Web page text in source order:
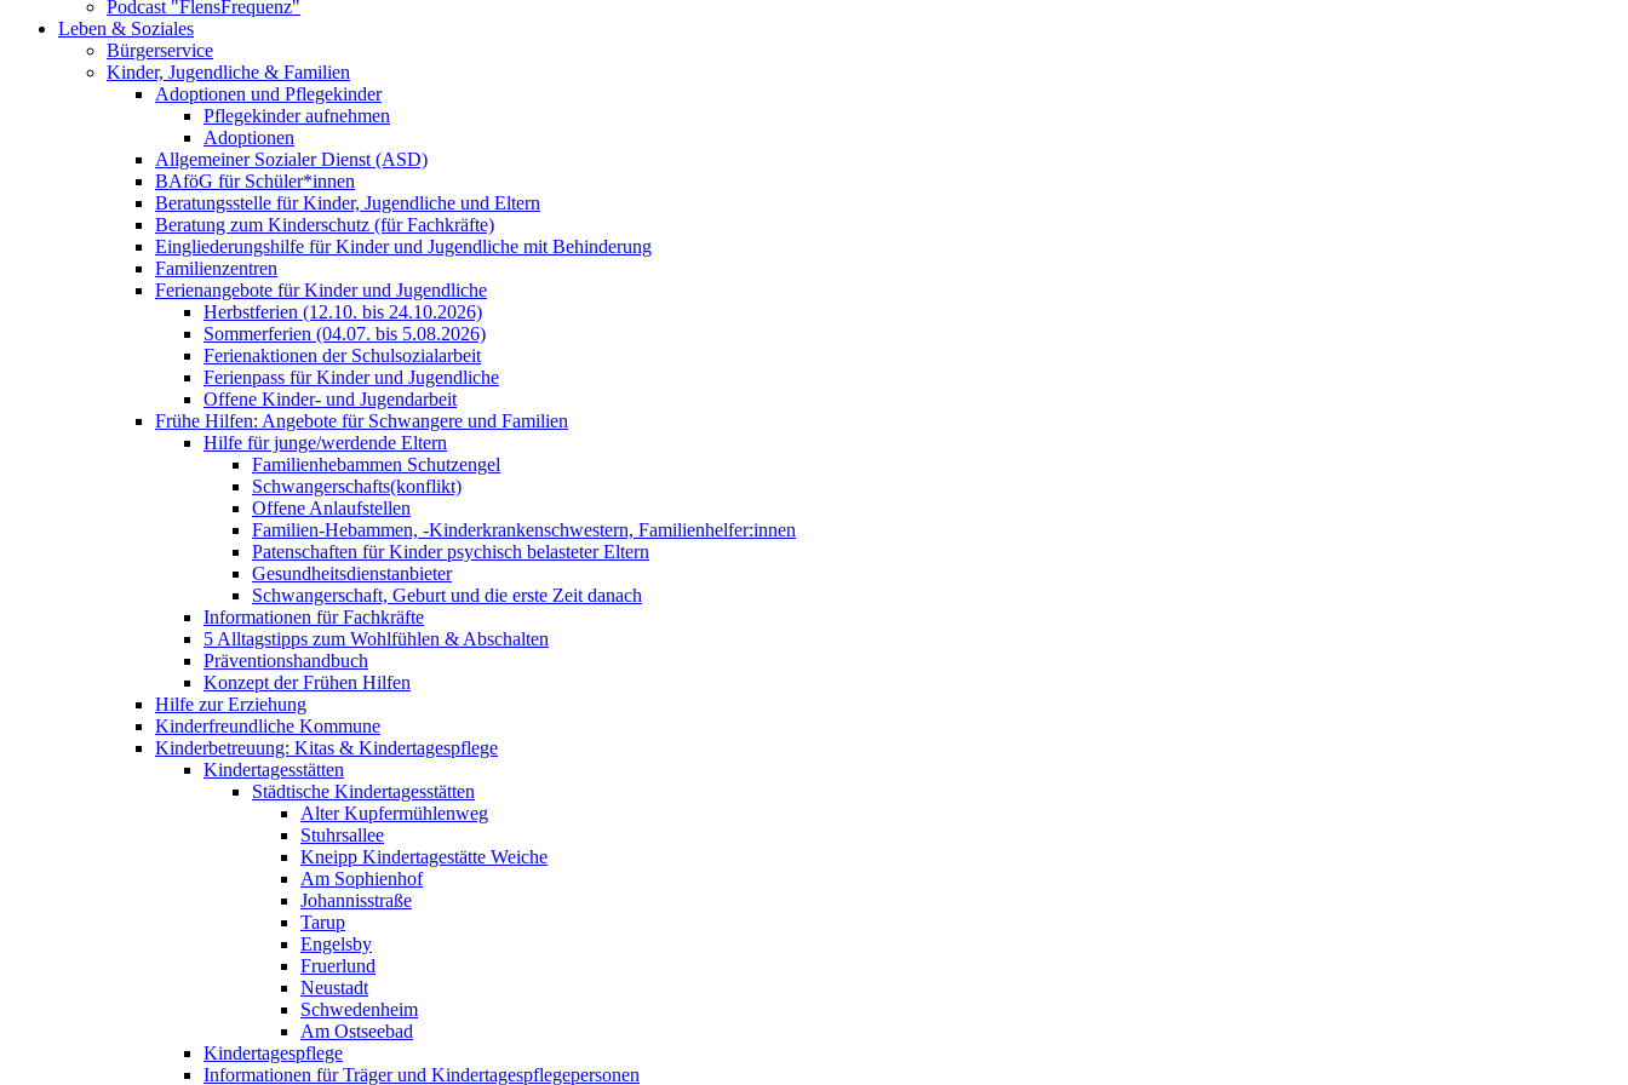
Podcast "FlensFrequenz"
Leben & Soziales
Bürgerservice
Kinder, Jugendliche & Familien
Adoptionen und Pflegekinder
Pflegekinder aufnehmen
Adoptionen
Allgemeiner Sozialer Dienst (ASD)
BAföG für Schüler*innen
Beratungsstelle für Kinder, Jugendliche und Eltern
Beratung zum Kinderschutz (für Fachkräfte)
Eingliederungshilfe für Kinder und Jugendliche mit Behinderung
Familienzentren
Ferienangebote für Kinder und Jugendliche
Herbstferien (12.10. bis 24.10.2026)
Sommerferien (04.07. bis 5.08.2026)
Ferienaktionen der Schulsozialarbeit
Ferienpass für Kinder und Jugendliche
Offene Kinder- und Jugendarbeit
Frühe Hilfen: Angebote für Schwangere und Familien
Hilfe für junge/werdende Eltern
Familienhebammen Schutzengel
Schwangerschafts(konflikt)
Offene Anlaufstellen
Familien-Hebammen, -Kinderkrankenschwestern, Familienhelfer:innen
Patenschaften für Kinder psychisch belasteter Eltern
Gesundheitsdienstanbieter
Schwangerschaft, Geburt und die erste Zeit danach
Informationen für Fachkräfte
5 Alltagstipps zum Wohlfühlen & Abschalten
Präventionshandbuch
Konzept der Frühen Hilfen
Hilfe zur Erziehung
Kinderfreundliche Kommune
Kinderbetreuung: Kitas & Kindertagespflege
Kindertagesstätten
Städtische Kindertagesstätten
Alter Kupfermühlenweg
Stuhrsallee
Kneipp Kindertagestätte Weiche
Am Sophienhof
Johannisstraße
Tarup
Engelsby
Fruerlund
Neustadt
Schwedenheim
Am Ostseebad
Kindertagespflege
Informationen für Träger und Kindertagespflegepersonen